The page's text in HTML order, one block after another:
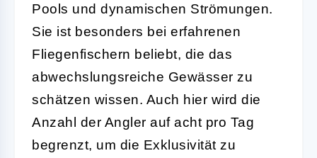
Pools und dynamischen Strömungen.
Sie ist besonders bei erfahrenen
Fliegenfischern beliebt, die das
abwechslungsreiche Gewässer zu
schätzen wissen. Auch hier wird die
Anzahl der Angler auf acht pro Tag
begrenzt, um die Exklusivität zu